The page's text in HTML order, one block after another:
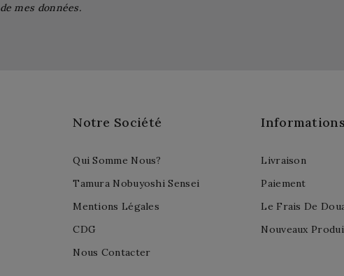
de mes données.
Informations
Livraison
Paiement
Le Frais De
Nouveaux
Notre Société
Qui Somme Nous?
Tamura Nobuyoshi Sensei
Mentions Légales
CDG
Nous Contacter